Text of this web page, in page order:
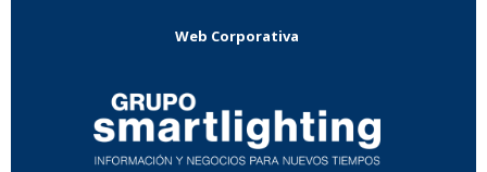
Web Corporativa